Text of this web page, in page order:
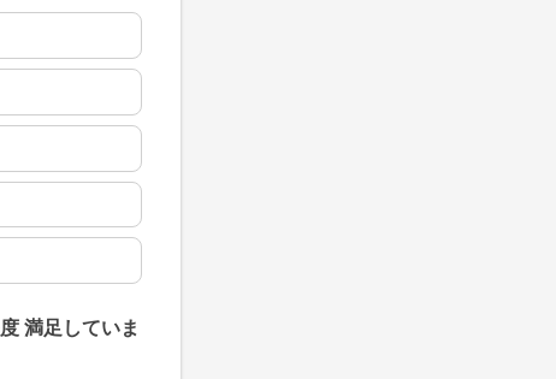
満足していま